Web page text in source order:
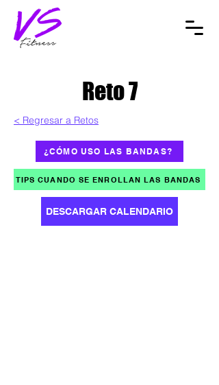
Reto 7
< Regresar a Retos
¿CÓMO USO LAS BANDAS?
TIPS CUANDO SE ENROLLAN LAS BANDAS
DESCARGAR CALENDARIO